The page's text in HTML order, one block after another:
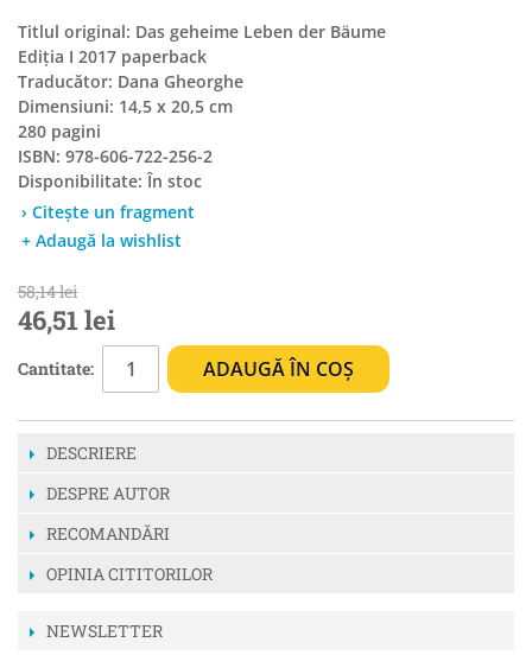
Titlul original: Das geheime Leben der Bäume
Ediția I 2017 paperback
Traducător: Dana Gheorghe
Dimensiuni: 14,5 x 20,5 cm
280 pagini
ISBN: 978-606-722-256-2
Disponibilitate: În stoc
› Citește un fragment
+ Adaugă la wishlist
58,14 lei
46,51 lei
Cantitate: ADAUGĂ ÎN COȘ
DESCRIERE
DESPRE AUTOR
RECOMANDĂRI
OPINIA CITITORILOR
NEWSLETTER